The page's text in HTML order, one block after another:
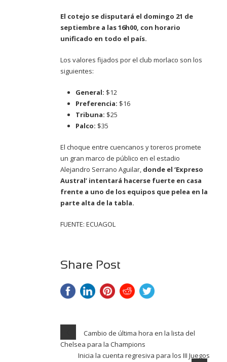
El cotejo se disputará el domingo 21 de
septiembre a las 16h00, con horario
unificado en todo el país.
Los valores fijados por el club morlaco son los
siguientes:
General: $12
Preferencia: $16
Tribuna: $25
Palco: $35
El choque entre cuencanos y toreros promete
un gran marco de público en el estadio
Alejandro Serrano Aguilar, donde el ‘Expreso
Austral’ intentará hacerse fuerte en casa
frente a uno de los equipos que pelea en la
parte alta de la tabla.
FUENTE: ECUAGOL
Share Post
Cambio de última hora en la lista del
Chelsea para la Champions
Inicia la cuenta regresiva para los III Juegos